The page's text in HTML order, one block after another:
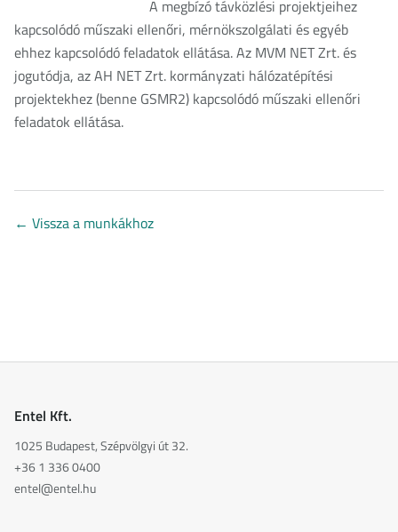
A megbízó távközlési projektjeihez
kapcsolódó műszaki ellenőri, mérnökszolgálati és egyéb
ehhez kapcsolódó feladatok ellátása. Az MVM NET Zrt. és
jogutódja, az AH NET Zrt. kormányzati hálózatépítési
projektekhez (benne GSMR2) kapcsolódó műszaki ellenőri
feladatok ellátása.
← Vissza a munkákhoz
Entel Kft.
1025 Budapest, Szépvölgyi út 32.
+36 1 336 0400
entel@entel.hu